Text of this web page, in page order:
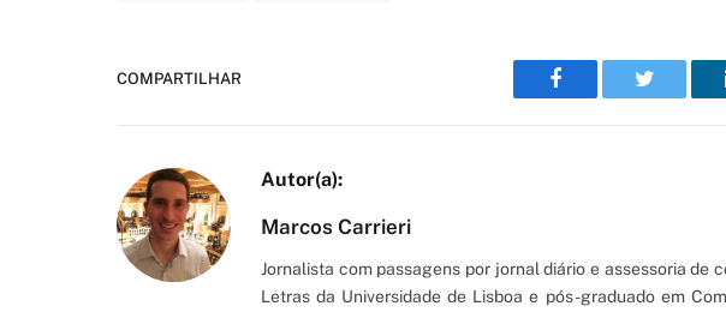
COMPARTILHAR
Facebook Twitter
Marcos Carrieri
Jornalista com passagens por jornal diário e assessoria de
Letras da Universidade de Lisboa e pós-graduado em